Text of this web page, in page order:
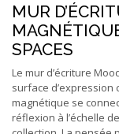
MUR
SPACES
Le mur d’écriture
surface
magnétique se
réflexion à l’échelle